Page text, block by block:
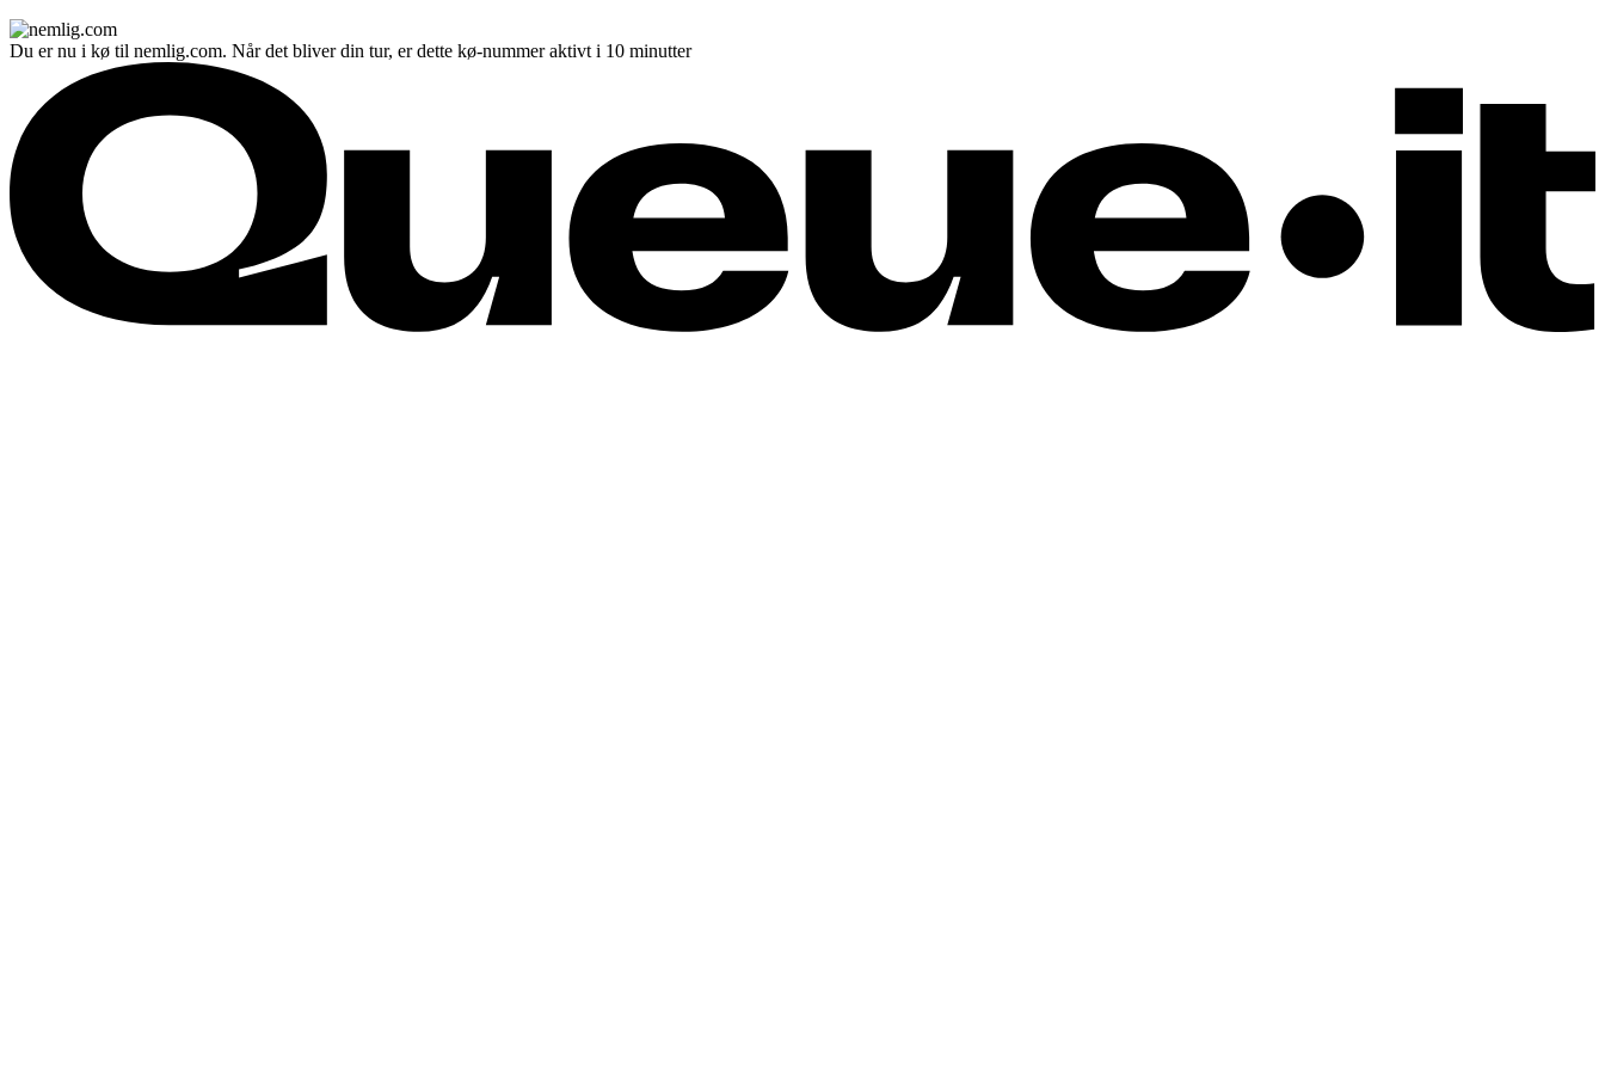
Du er nu i kø til nemlig.com. Når det bliver din tur, er dette kø-nummer aktivt i 10 minutter